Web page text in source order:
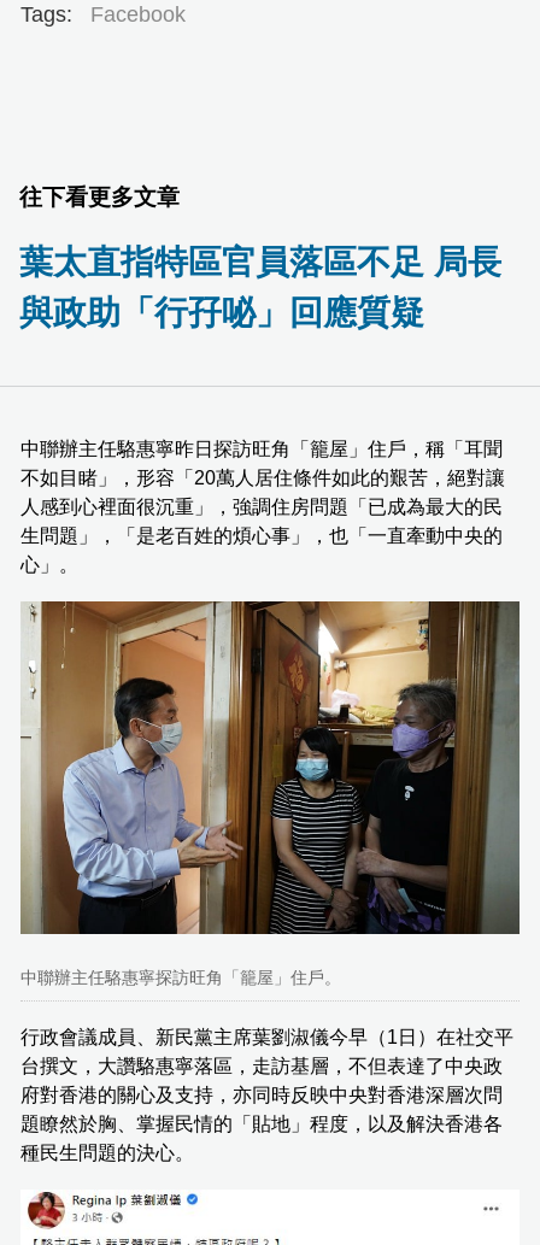
Tags: Facebook
往下看更多文章
葉太直指特區官員落區不足 局長
與政助「行孖咇」回應質疑
中聯辦主任駱惠寧昨日探訪旺角「籠屋」住戶，稱「耳聞
不如目睹」，形容「20萬人居住條件如此的艱苦，絕對讓
人感到心裡面很沉重」，強調住房問題「已成為最大的民
生問題」，「是老百姓的煩心事」，也「一直牽動中央的
心」。
中聯辦主任駱惠寧探訪旺角「籠屋」住戶。
行政會議成員、新民黨主席葉劉淑儀今早（1日）在社交平
台撰文，大讚駱惠寧落區，走訪基層，不但表達了中央政
府對香港的關心及支持，亦同時反映中央對香港深層次問
題瞭然於胸、掌握民情的「貼地」程度，以及解決香港各
種民生問題的決心。